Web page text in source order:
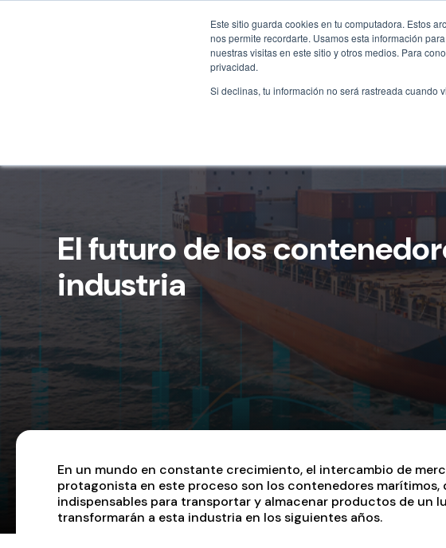
Este sitio guarda cookies en tu computadora. Estos
nos permite recordarte. Usamos esta información
nuestras visitas en este sitio y otros medios. Para
privacidad.
Si declinas, tu información no será rastreada cuando
El futuro de los
industria
En un mundo en constante crecimiento, el intercambio de
protagonista en este proceso son los contenedores marítimos,
indispensables para transportar y almacenar productos de un
transformarán a esta industria en los siguientes años.